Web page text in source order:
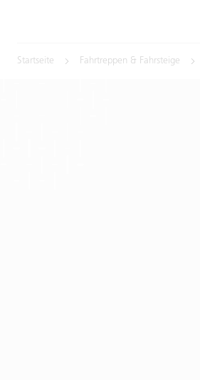
Startseite Fahrtreppen & Fahrsteige